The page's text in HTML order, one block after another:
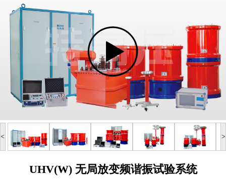
< >
UHV(W) 无局放变频谐振试验系统